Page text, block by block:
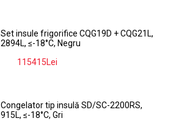
Set insule frigorifice CQG19D + CQG21L,
2894L, ≤-18°C, Negru
115415Lei
Congelator tip insulă SD/SC-2200RS,
915L, ≤-18°C, Gri